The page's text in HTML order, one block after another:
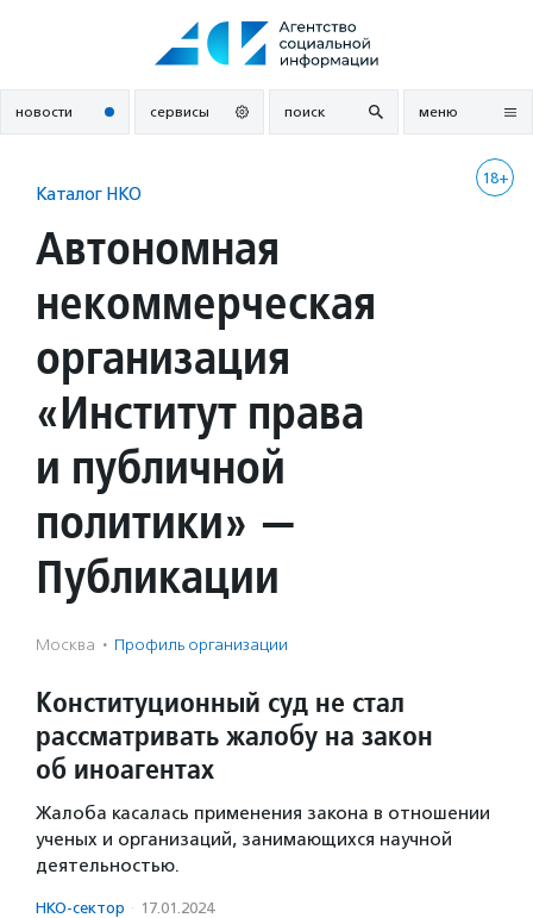
новости сервисы поиск меню
18+
Каталог НКО
Автономная
некоммерческая
организация
«Институт права
и публичной
политики» —
Публикации
Москва · Профиль организации
Конституционный суд не стал
рассматривать жалобу на закон
об иноагентах
Жалоба касалась применения закона в отношении
ученых и организаций, занимающихся научной
деятельностью.
НКО-сектор · 17.01.2024